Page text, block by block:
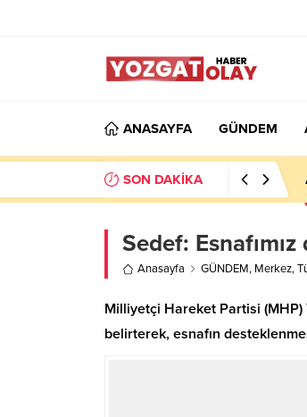
ANASAYFA GÜNDEM
SON DAKİKA
Sedef:
Anasayfa GÜNDEM, Merkez,
Milliyetçi Hareket Partisi
belirterek, esnafın